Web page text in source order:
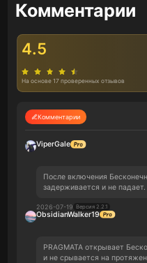
Комментарии
4.5
На основе 17 проверенных отзывов
Комментарии
ViperGale
После включения
задерживается и не падает.
2026-07-19 Версия 2.2.1
ObsidianWalker19
PRAGMATA открывает
и не срывается на